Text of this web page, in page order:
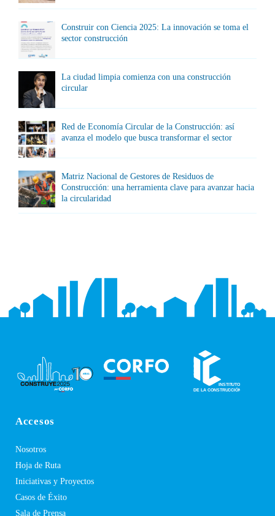
Construir con Ciencia 2025: La innovación se toma el
sector construcción
La ciudad limpia comienza con una construcción
circular
Red de Economía Circular de la Construcción: así
avanza el modelo que busca transformar el sector
Matriz Nacional de Gestores de Residuos de
Construcción: una herramienta clave para avanzar hacia
la circularidad
Accesos
Nosotros
Hoja de Ruta
Iniciativas y Proyectos
Casos de Éxito
Sala de Prensa